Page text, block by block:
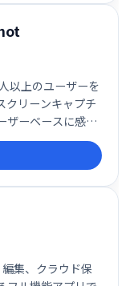
以上のユーザーを
クリーンキャプチ
ザーベースに感謝
供しなくなりまし
料になりまし
集、クラウド保